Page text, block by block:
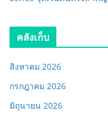
คลังเก็บ
สิงหาคม 2026
กรกฎาคม 2026
มิถุนายน 2026